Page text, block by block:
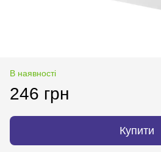
В наявності
246 грн
Купити